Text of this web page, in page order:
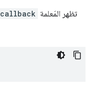
تظهر المَعلمة callback